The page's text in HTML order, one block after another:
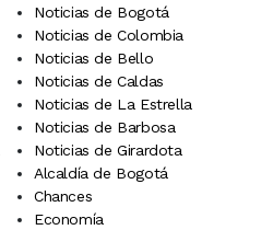
Noticias de Bogotá
Noticias de Colombia
Noticias de Bello
Noticias de Caldas
Noticias de La Estrella
Noticias de Barbosa
Noticias de Girardota
Alcaldía de Bogotá
Chances
Economía